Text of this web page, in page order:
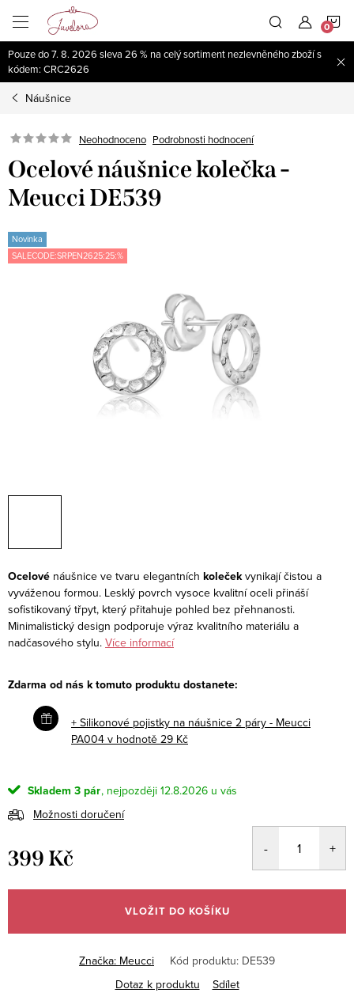
obsah
Pouze do 7. 8. 2026 sleva 26 % na celý sortiment nezlevněného zboží s
kódem: CRC2626
Náušnice
Neohodnoceno Podrobnosti hodnocení
Ocelové náušnice kolečka -
Meucci DE539
Novinka
SALECODE:SRPEN2625:25:%
Ocelové náušnice ve tvaru elegantních kolečekvynikají čistou a
vyváženou formou. Lesklý povrch vysoce kvalitní oceli přináší
sofistikovaný třpyt, který přitahuje pohled bez přehnanosti.
Minimalistický design podporuje výraz kvalitního materiálu a
nadčasového stylu. Více informací
Zdarma od nás k tomuto produktu dostanete:
+ Silikonové pojistky na náušnice 2 páry - Meucci
PA004 v hodnotě 29 Kč
Skladem 3 pár
12.8.2026
Možnosti doručení
399 Kč
cena:
VLOŽIT DO KOŠÍKU
Značka: Meucci Kód produktu: DE539
Dotaz k produktu
Sdílet